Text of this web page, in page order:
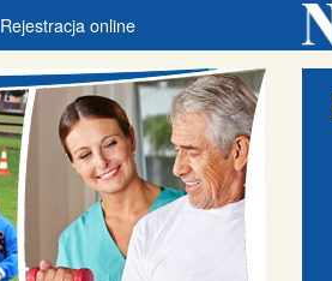
Rejestracja online